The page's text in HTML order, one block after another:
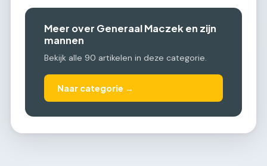
Meer over Generaal Maczek en zijn
mannen
Bekijk alle 90 artikelen in deze categorie.
Naar categorie →